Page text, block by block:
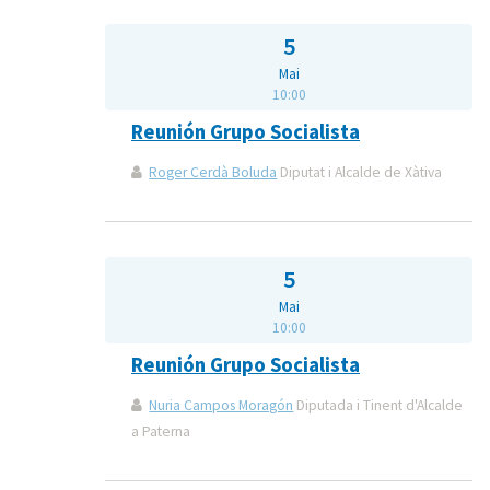
5
Mai
10:00
Reunión Grupo Socialista
Roger Cerdà Boluda Diputat i Alcalde de Xàtiva
5
Mai
10:00
Reunión Grupo Socialista
Nuria Campos Moragón Diputada i Tinent d'Alcalde
a Paterna